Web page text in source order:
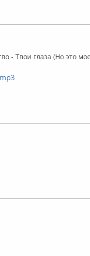
- Твои глаза (Но это